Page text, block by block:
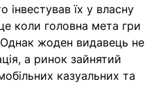
iнвестував їх у власну
коли головна мета гри
жоден видавець не
а ринок зайнятий
казуальних та